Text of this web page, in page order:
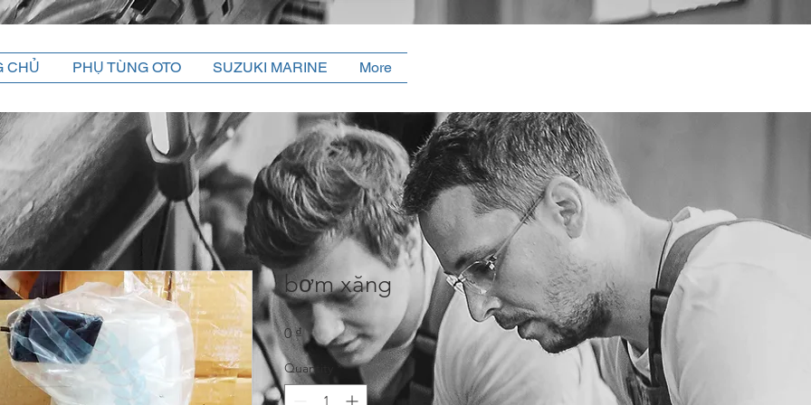
CHỦ PHỤ TÙNG OTO SUZUKI MARINE More
bơm xăng
0 ₫Price
Quantity *